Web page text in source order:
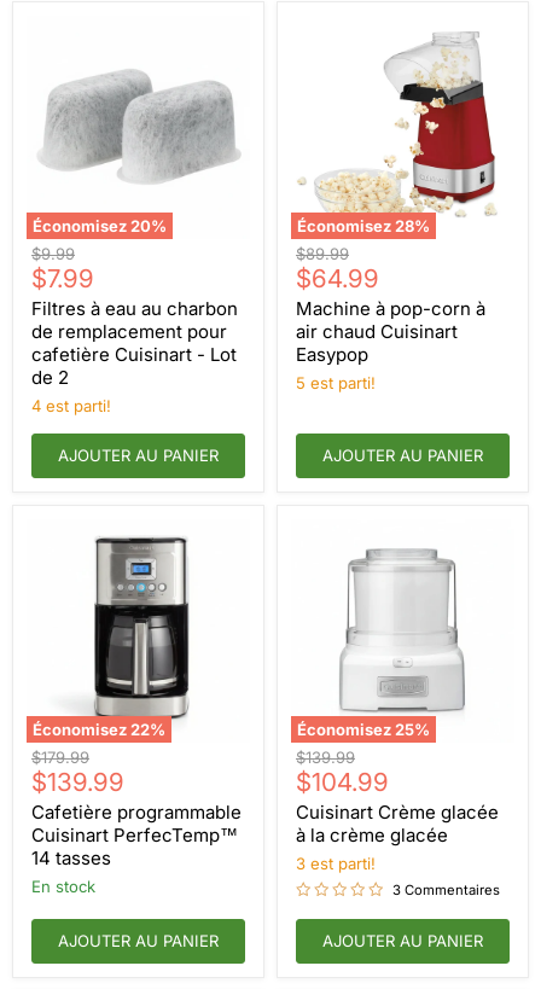
Économisez 20%
Filtres
à
eau
au
charbon
de
remplacement
pour
cafetière
Cuisinart
-
de
Prix
d'origine
$9.99
Prix
actuel
$7.99
Filtres à eau au charbon
de remplacement pour
cafetière Cuisinart - Lot
de 2
4 est parti!
AJOUTER AU PANIER
Économisez 28%
Machine
à
pop-
corn
à
air
chaud
Cuisinart
Prix
d'origine
$89.99
Prix
actuel
$64.99
Machine à pop-corn à
air chaud Cuisinart
Easypop
5 est parti!
AJOUTER AU PANIER
Économisez 22%
Cafetière
programmable
Cuisinart
PerfecTemp™
14
tasses
Prix
d'origine
$179.99
Prix
actuel
$139.99
Cafetière programmable
Cuisinart PerfecTemp™
14 tasses
en stock
AJOUTER AU PANIER
Économisez 25%
Cuisinart
Crème
glacée
à
la
crème
glacée
Prix
d'origine
$139.99
Prix
actuel
$104.99
Cuisinart Crème glacée
à la crème glacée
3 est parti!
3 Commentaires
AJOUTER AU PANIER